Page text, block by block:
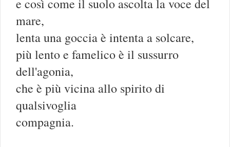
e così come il suolo ascolta la voce del
mare,
lenta una goccia è intenta a solcare,
più lento e famelico è il sussurro
dell'agonia,
che è più vicina allo spirito di
qualsivoglia
compagnia.